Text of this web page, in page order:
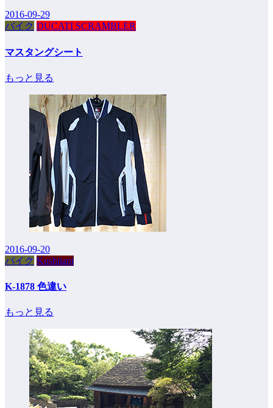
2016-09-29
バイク DUCATI SCRAMBLER
マスタングシート
もっと見る
2016-09-20
バイク Kushitani
K-1878 色違い
もっと見る